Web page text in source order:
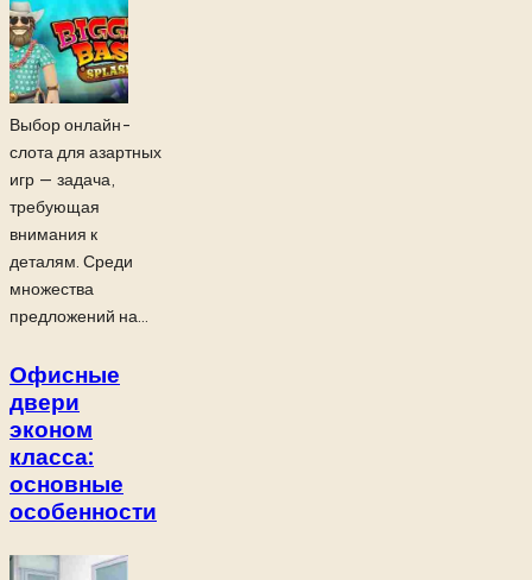
Выбор онлайн-
слота для азартных
игр — задача,
требующая
внимания к
деталям. Среди
множества
предложений на...
Офисные
двери
эконом
класса:
основные
особенности